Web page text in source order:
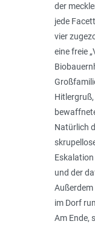
der
jede
vier
eine freie
Natürlich
und der
Außerdem
im Dorf
Am Ende,